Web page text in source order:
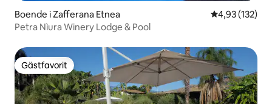
Boende i Zafferana Etnea 4,93 av 5 i
4,93 (132)
Petra Nìura Winery Lodge & Pool
Gästfavorit
Gästfavorit